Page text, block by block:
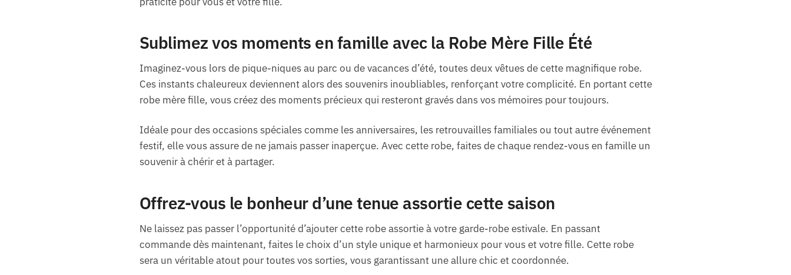
Sublimez vos moments en famille avec la Robe Mère Fille Été
Imaginez-vous lors de pique-niques au parc ou de vacances d’été, toutes deux vêtues de cette magnifique robe.
Ces instants chaleureux deviennent alors des souvenirs inoubliables, renforçant votre complicité. En portant cette
robe mère fille, vous créez des moments précieux qui resteront gravés dans vos mémoires pour toujours.
Idéale pour des occasions spéciales comme les anniversaires, les retrouvailles familiales ou tout autre événement
festif, elle vous assure de ne jamais passer inaperçue. Avec cette robe, faites de chaque rendez-vous en famille un
souvenir à chérir et à partager.
Offrez-vous le bonheur d’une tenue assortie cette saison
Ne laissez pas passer l’opportunité d’ajouter cette robe assortie à votre garde-robe estivale. En passant
commande dès maintenant, faites le choix d’un style unique et harmonieux pour vous et votre fille. Cette robe
sera un véritable atout pour toutes vos sorties, vous garantissant une allure chic et coordonnée.